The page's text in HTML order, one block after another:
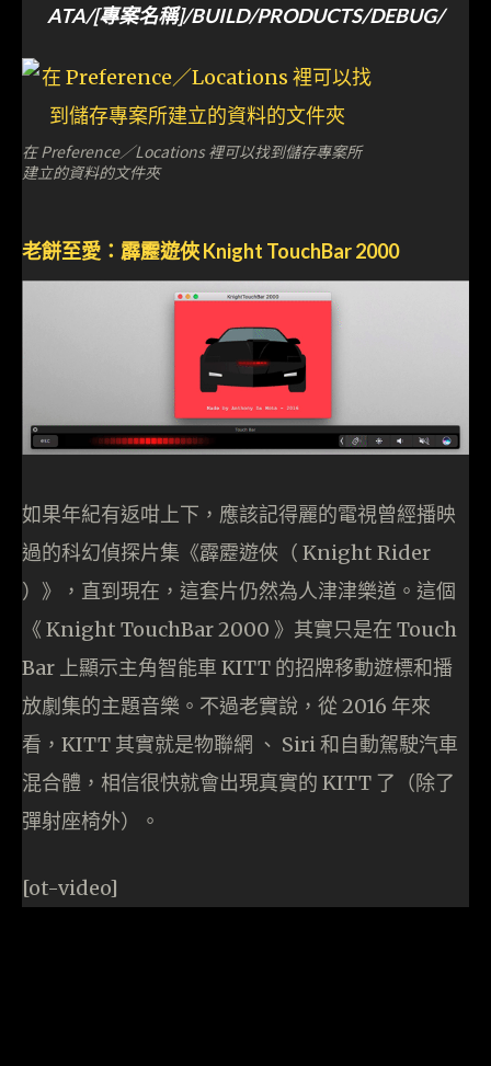
ATA/[專案名稱]/BUILD/PRODUCTS/DEBUG/
在 Preference／Locations 裡可以找到儲存專案所
建立的資料的文件夾
老餅至愛：霹靂遊俠 Knight TouchBar 2000
如果年紀有返咁上下，應該記得麗的電視曾經播映
過的科幻偵探片集《霹靂遊俠（ Knight Rider
）》，直到現在，這套片仍然為人津津樂道。這個
《 Knight TouchBar 2000 》其實只是在 Touch
Bar 上顯示主角智能車 KITT 的招牌移動遊標和播
放劇集的主題音樂。不過老實說，從 2016 年來
看，KITT 其實就是物聯網 、 Siri 和自動駕駛汽車
混合體，相信很快就會出現真實的 KITT 了（除了
彈射座椅外）。
[ot-video]